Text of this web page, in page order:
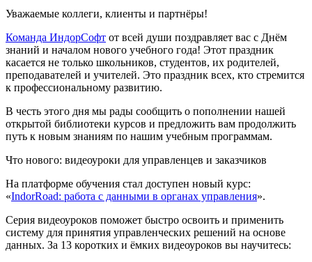
Уважаемые коллеги, клиенты и партнёры!
Команда ИндорСофт от всей души поздравляет вас с Днём
знаний и началом нового учебного года! Этот праздник
касается не только школьников, студентов, их родителей,
преподавателей и учителей. Это праздник всех, кто стремится
к профессиональному развитию.
В честь этого дня мы рады сообщить о пополнении нашей
открытой библиотеки курсов и предложить вам продолжить
путь к новым знаниям по нашим учебным программам.
Что нового: видеоуроки для управленцев и заказчиков
На платформе обучения стал доступен новый курс:
«IndorRoad: работа с данными в органах управления».
Серия видеоуроков поможет быстро освоить и применить
систему для принятия управленческих решений на основе
данных. За 13 коротких и ёмких видеоуроков вы научитесь: